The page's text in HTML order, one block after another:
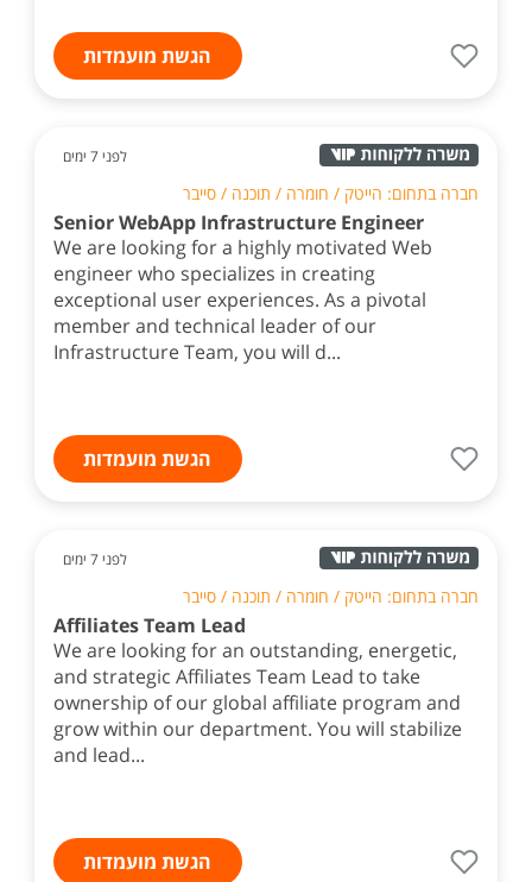
הגשת מועמדות
לפני 7 ימים
חברה בתחום: הייטק / חומרה / תוכנה / סייבר
Senior WebApp Infrastructure Engineer
We are looking for a highly motivated Web
engineer who specializes in creating
exceptional user experiences. As a pivotal
member and technical leader of our
Infrastructure Team, you will d...
הגשת מועמדות
לפני 7 ימים
חברה בתחום: הייטק / חומרה / תוכנה / סייבר
Affiliates Team Lead
We are looking for an outstanding, energetic,
and strategic Affiliates Team Lead to take
ownership of our global affiliate program and
grow within our department. You will stabilize
and lead...
הגשת מועמדות